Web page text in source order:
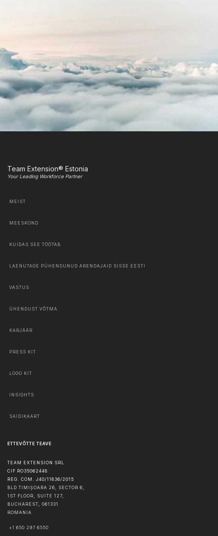
Team Extension® Estonia
Your Leading Workforce Partner
MEIST
MEESKOND
KUIDAS SEE TÖÖTAB
LAENUTAGE PÜHENDUNUD ARENDAJAID SISSE EESTI
VASTUS
ÜHENDUST VÕTMA
KARJÄÄR
PRESS KIT
LOGO KIT
INSIGHTS
SAIDIKAART
ETTEVÕTTE TEAVE
TEAM EXTENSION SRL
CIF RO35062448
REG. COM. J40/11836/2015
BLD TIMIȘOARA 26, SECTOR 6,
1ST FLOOR, SUITE 127,
BUCHAREST, 061331
ROMANIA
+1 650 297 6550